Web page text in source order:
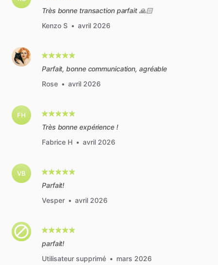
Très bonne transaction parfait 🙏🏻
Kenzo S • avril 2026
Parfait, bonne communication, agréable
Rose • avril 2026
FH
Très bonne expérience !
Fabrice H • avril 2026
VB
Parfait!
Vesper • avril 2026
parfait!
Utilisateur supprimé • mars 2026